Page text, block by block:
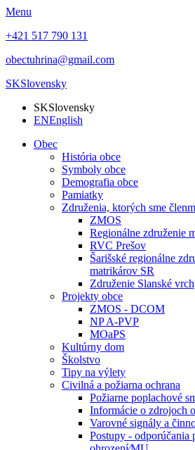
Menu
+421 517 790 131
obectuhrina@gmail.com
SKSlovensky
SKSlovensky
ENEnglish
Obec
História obce
Symboly obce
Demografia obce
Pamiatky
Združenia, ktorých sme
ZMOS
Regionálne združenie
RVC Prešov
Šarišské regionálne
matrikárov SR
Združenie Slanské
Projekty obce
ZMOS - DCOM
NP A-PVP
MOaPS
Kultúrny dom
Školstvo
Tipy na výlety
Civilná a požiarna ochrana
Požiarne poplachové
Informácie o zdrojoch
Varovné signály a
Postupy - odporúčania